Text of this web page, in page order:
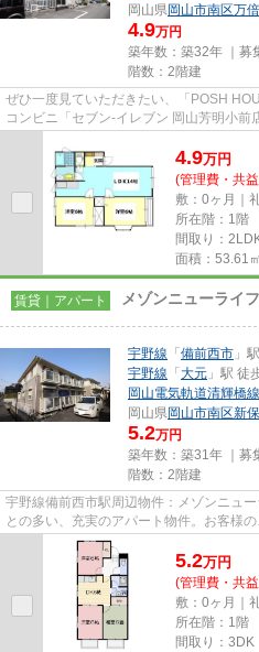
岡山県岡山市南区万倍
4.9万円
築年数：築32年 ｜募
階数：2階建
ぜひ一度見ていただきたい、「POSH
コンビニ「セブン‐イレブン 岡山芳明小
4.9万円
(管理費・共
敷：0ヶ月｜
所在階：1階
間取り：
面積：53.61㎡
賃貸｜アパート メゾンニューライ
宇野線 「 備前西市 」
宇野線 「 大元 」駅 徒
岡山電気軌道清輝橋線
岡山県岡山市南区新保
5.2万円
築年数：築31年 ｜募
階数：2階建
宇野線備前西市駅周辺物件：メゾンニュ
との多い、充実のアパート物件。お客様
紹介いたします。賃貸物件を探...
5.2万円
(管理費・共
敷：0ヶ月｜
所在階：1階
間取り：3DK